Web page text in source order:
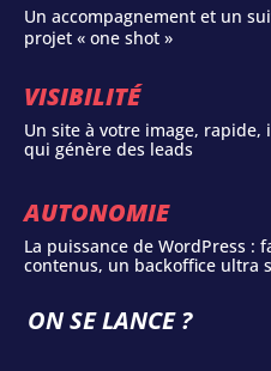
Un accompagnement et un
projet « one shot »
VISIBILITÉ
Un site à votre image,
qui génère des leads
AUTONOMIE
La puissance de WordPress :
contenus, un backoffice ultra
ON SE LANCE ?